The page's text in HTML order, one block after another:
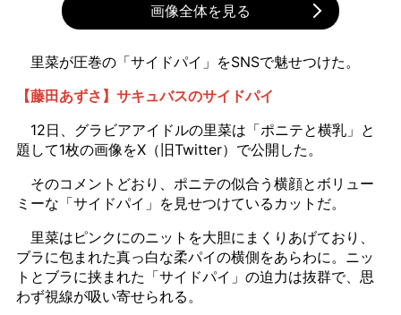
画像全体を見る
里菜が圧巻の「サイドパイ」をSNSで魅せつけた。
【藤田あずさ】サキュバスのサイドパイ
12日、グラビアアイドルの里菜は「ポニテと横乳」と
題して1枚の画像をX（旧Twitter）で公開した。
そのコメントどおり、ポニテの似合う横顔とボリュー
ミーな「サイドパイ」を見せつけているカットだ。
里菜はピンクにのニットを大胆にまくりあげており、
ブラに包まれた真っ白な柔パイの横側をあらわに。ニッ
トとブラに挟まれた「サイドパイ」の迫力は抜群で、思
わず視線が吸い寄せられる。